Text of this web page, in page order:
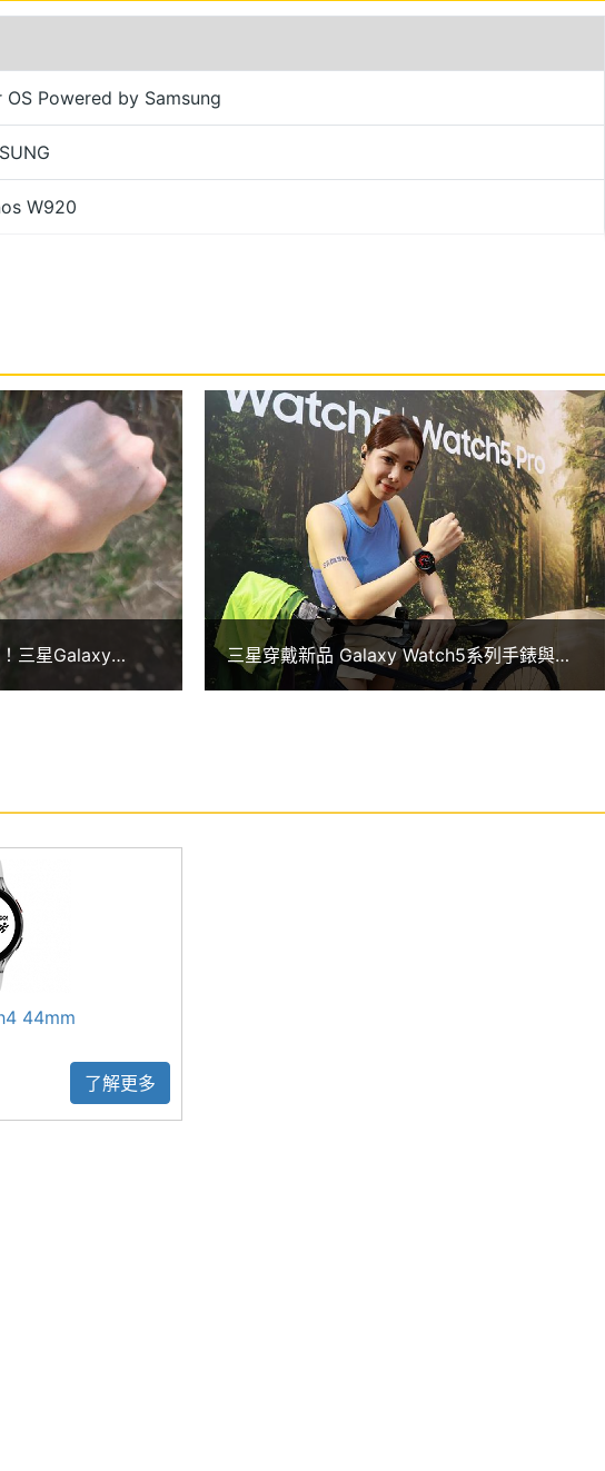
Pro 運行 Wear OS 3.5 作業系統、One UI Watch4.5 操作介
、NFC、GPS 等功能；支援 QWERTY 全鍵盤輸入，透過滑動螢
「動作執行時間」還能調整常用功能，包含音量 / 訊息顯示時長、
單，打造更便利的使用體驗。
Pro 搭載三星 Exynos W920 雙核心處理器，內建 1.5GB RAM +
電池，支援 WPC 無線充電功能，充電速度相較前代可提升
骼肌重等身體組成數據；具備心率、ECG 心電圖、BP 血壓、睡眠
Pro 支援匯入 GPX 格式，讓用戶能下載喜愛的登山路線、路跑區
導航功能，以手錶震動、語音等方式，指引用戶前進；搭配全新追蹤
）功能，能透過 GPS 定位記錄走過的路徑，讓你安全返回原路
可提供最高 80 小時使用；開啟 GPS 時則能維持 20 小時續航表
Pro 功能特色
動裝置搭配使用
解析度螢幕（330ppi）
1.18GHz 雙核心處理器
電圖、血壓、連續血氧
航、追蹤返回路線、指南針
OS Powered by Samsung
W920
三星Galaxy
三星穿戴新品 Galaxy Watch5系列手錶與
Buds2 Pro耳機齊發
44mm
了解更多